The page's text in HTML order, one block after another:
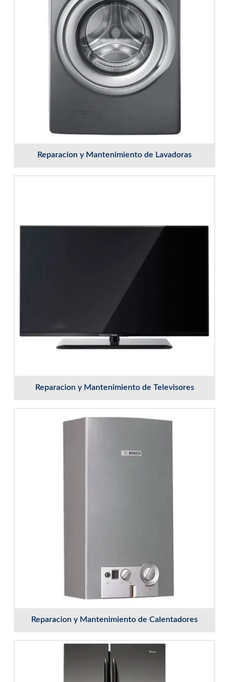
Reparacion y Mantenimiento de Lavadoras
Reparacion y Mantenimiento de Televisores
Reparacion y Mantenimiento de Calentadores